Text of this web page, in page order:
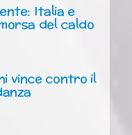
Italia e
del caldo
vince contro il